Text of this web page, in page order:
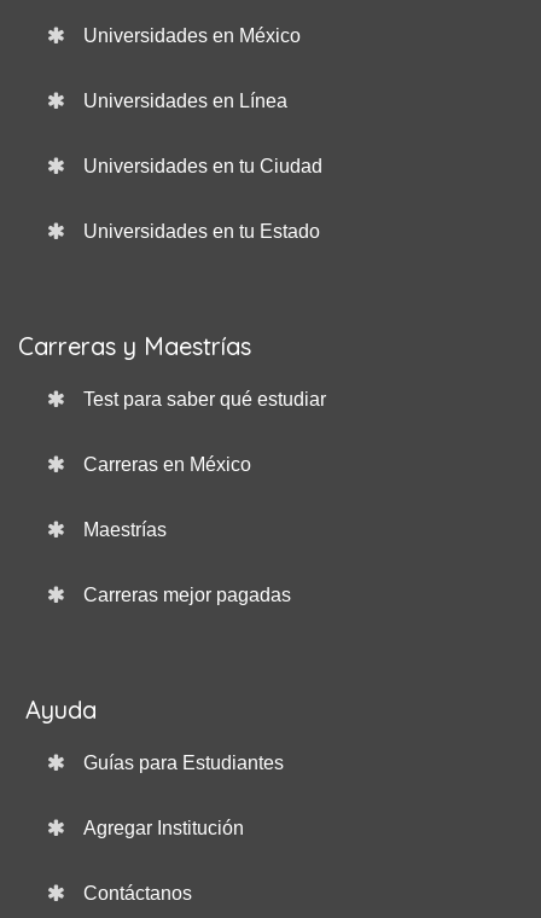
Universidades en México
Universidades en Línea
Universidades en tu Ciudad
Universidades en tu Estado
Carreras y Maestrías
Test para saber qué estudiar
Carreras en México
Maestrías
Carreras mejor pagadas
Ayuda
Guías para Estudiantes
Agregar Institución
Contáctanos